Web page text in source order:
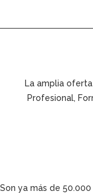
La amplia
Profesional,
Son ya más de